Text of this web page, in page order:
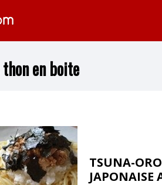
thon en boite
TSUNA-
JAPONAISE